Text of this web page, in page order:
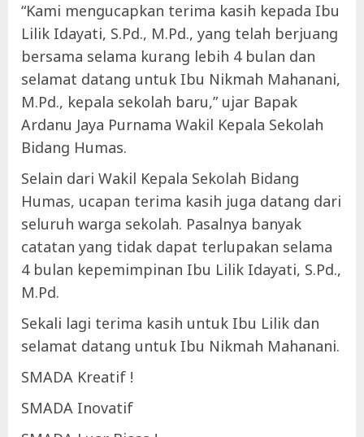
“Kami mengucapkan terima kasih kepada Ibu
Lilik Idayati, S.Pd., M.Pd., yang telah berjuang
bersama selama kurang lebih 4 bulan dan
selamat datang untuk Ibu Nikmah Mahanani,
M.Pd., kepala sekolah baru,” ujar Bapak
Ardanu Jaya Purnama Wakil Kepala Sekolah
Bidang Humas.
Selain dari Wakil Kepala Sekolah Bidang
Humas, ucapan terima kasih juga datang dari
seluruh warga sekolah. Pasalnya banyak
catatan yang tidak dapat terlupakan selama
4 bulan kepemimpinan Ibu Lilik Idayati, S.Pd.,
M.Pd.
Sekali lagi terima kasih untuk Ibu Lilik dan
selamat datang untuk Ibu Nikmah Mahanani.
SMADA Kreatif !
SMADA Inovatif